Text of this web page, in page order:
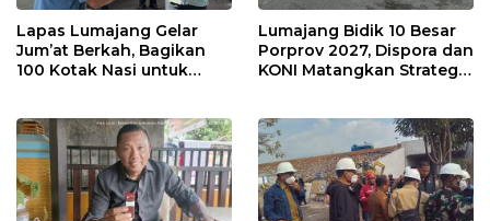
Lapas Lumajang Gelar
Jum’at Berkah, Bagikan
100 Kotak Nasi untuk
Lumajang Bidik 10 Besar
Porprov 2027, Dispora dan
KONI Matangkan Strategi